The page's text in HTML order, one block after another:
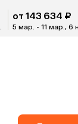
от 143 634 ₽
5 мар. - 11 мар., 6